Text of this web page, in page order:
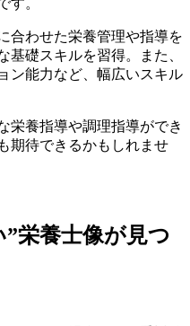
合わせた栄養管理や指導を
基礎スキルを習得。また、
ン能力など、幅広いスキル
栄養指導や調理指導ができ
期待できるかもしれませ
栄養士像が見つ